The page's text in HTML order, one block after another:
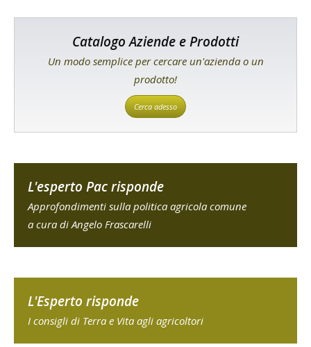
Catalogo Aziende e Prodotti
Un modo semplice per cercare un'azienda o un
prodotto!
Cerca adesso
L'esperto Pac risponde
Approfondimenti sulla politica agricola comune
a cura di Angelo Frascarelli
L'Esperto risponde
I consigli di Terra e Vita agli agricoltori